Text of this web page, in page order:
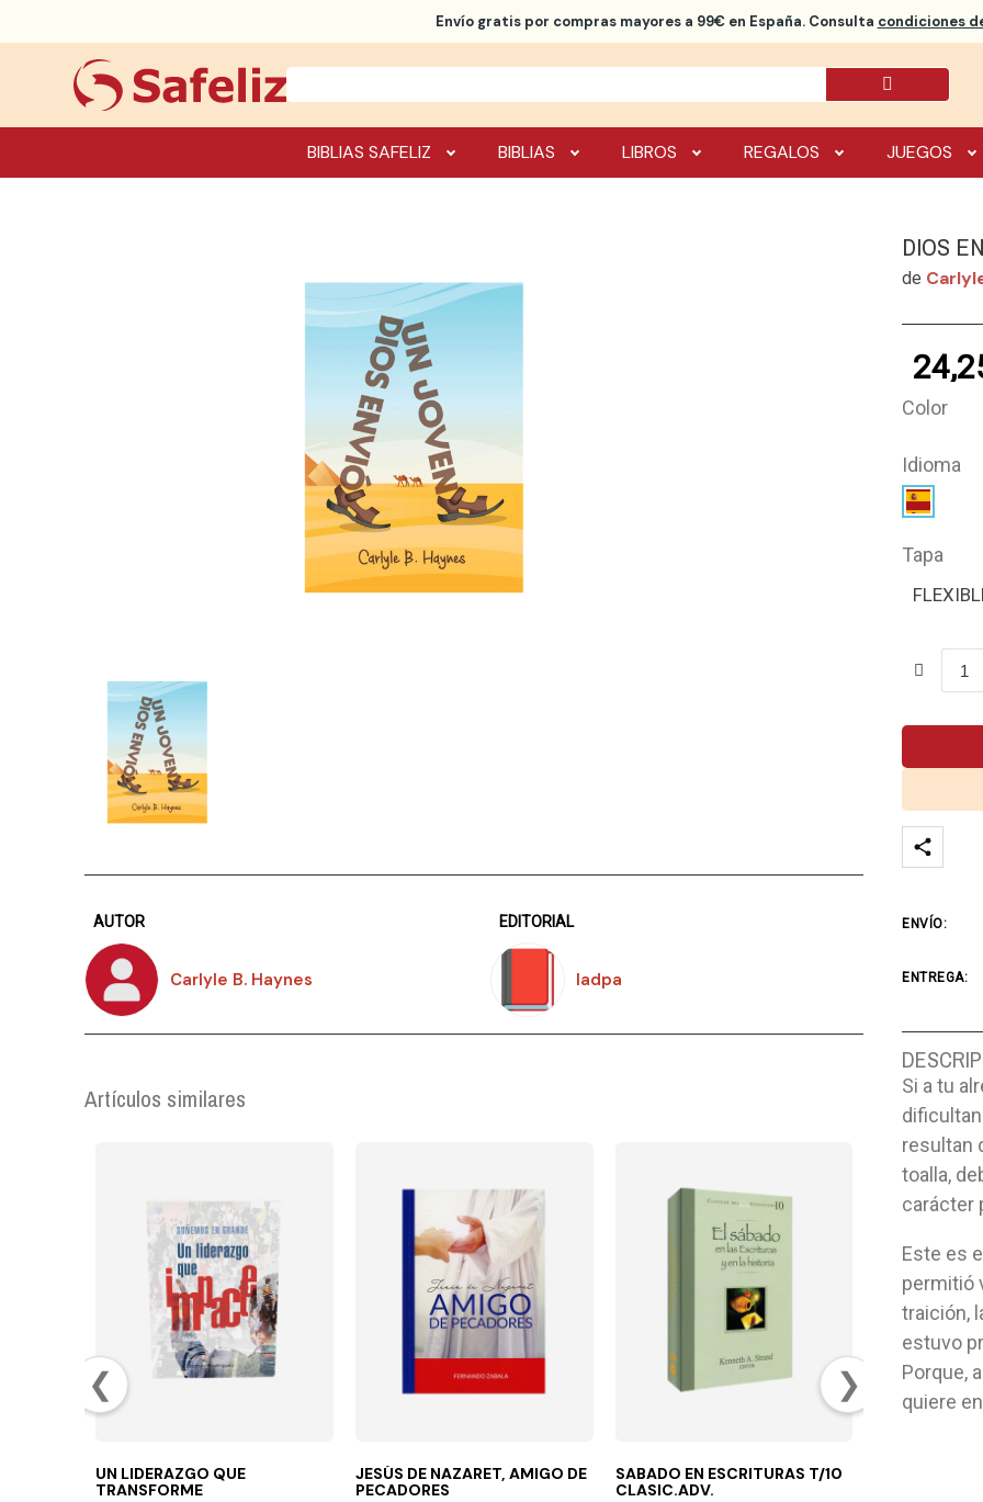
Envío gratispor compras mayores a 99€ en España. Consulta condiciones
BIBLIAS SAFELIZ BIBLIAS LIBROS REGALOS JUEGOS
AUTOR
Carlyle B. Haynes
EDITORIAL
Iadpa
Artículos similares
❮ ❯
UN LIDERAZGO QUE
TRANSFORME
JESÚS DE NAZARET, AMIGO DE
PECADORES
SABADO EN ESCRITURAS T/10
CLASIC.ADV.
DIOS
de
Color
Idioma
Tapa
ENVÍO:
ENTREGA:
Si a tu
resultan
toalla,
carácter
Este es
permitió
traición,
estuvo
Porque,
quiere